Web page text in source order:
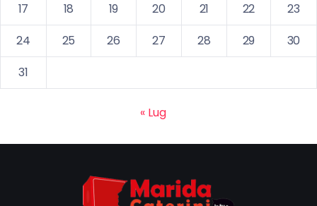
17
18 19 20 21 22
23
24
25 26 27 28 29
30
31
« Lug